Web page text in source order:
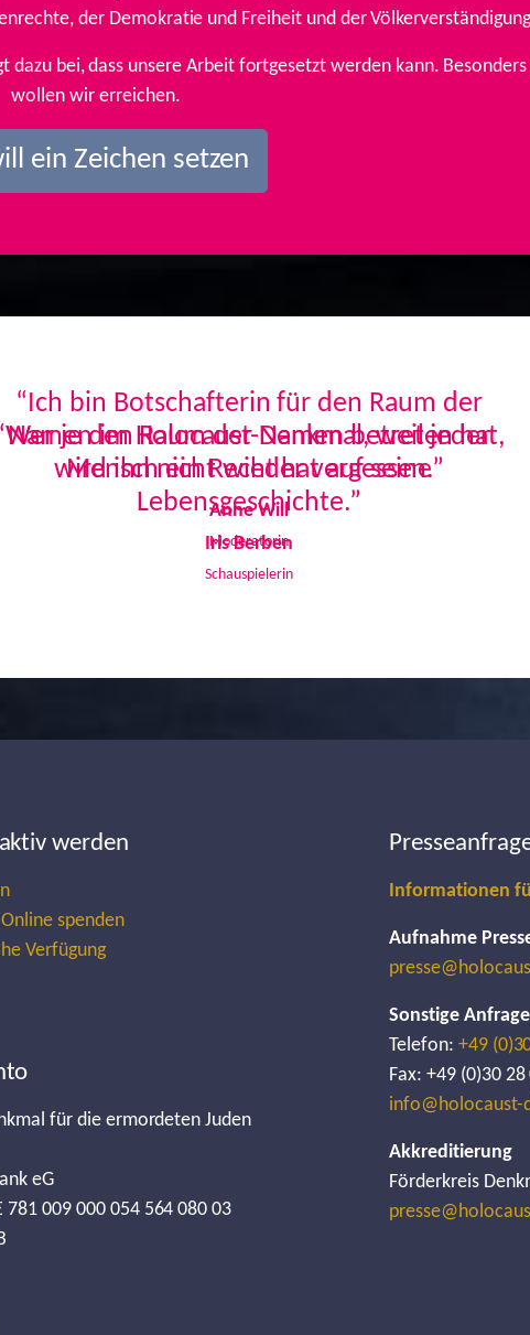
der Demokratie und Freiheit und der
dazu bei, dass unsere Arbeit fortgesetzt werden kann.
wollen wir erreichen.
ein Zeichen setzen
“Ich bin Botschafterin für den Raum der
Namen im Holocaust-Denkmal, weil jeder
Mensch ein Recht hat auf seine
Lebensgeschichte.”
Iris Berben
Schauspielerin
werden
spenden
Verfügung
für die ermordeten Juden
eG
781 009 000 054 564 080 03
Informationen
Aufnahme
Sonstige
Telefon: +49
Fax: +49 (0)30
info@holocaust-
Akkreditierung
Förderkreis